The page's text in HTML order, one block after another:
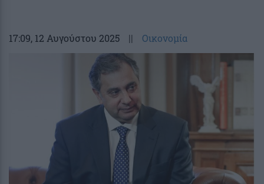
17:09, 12 Αυγούστου 2025 || Οικονομία